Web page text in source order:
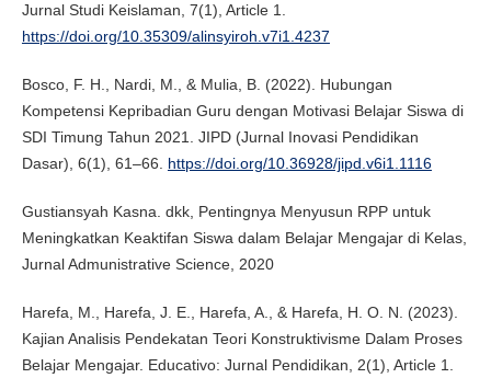
Jurnal Studi Keislaman, 7(1), Article 1.
https://doi.org/10.35309/alinsyiroh.v7i1.4237
Bosco, F. H., Nardi, M., & Mulia, B. (2022). Hubungan
Kompetensi Kepribadian Guru dengan Motivasi Belajar Siswa di
SDI Timung Tahun 2021. JIPD (Jurnal Inovasi Pendidikan
Dasar), 6(1), 61–66. https://doi.org/10.36928/jipd.v6i1.1116
Gustiansyah Kasna. dkk, Pentingnya Menyusun RPP untuk
Meningkatkan Keaktifan Siswa dalam Belajar Mengajar di Kelas,
Jurnal Admunistrative Science, 2020
Harefa, M., Harefa, J. E., Harefa, A., & Harefa, H. O. N. (2023).
Kajian Analisis Pendekatan Teori Konstruktivisme Dalam Proses
Belajar Mengajar. Educativo: Jurnal Pendidikan, 2(1), Article 1.